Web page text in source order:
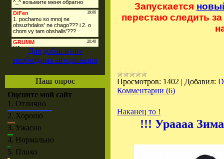
Для добавления
необходима авторизация
Наш опрос
Оцените мой сайт
1. Отлично
2. Хорошо
3. Ужасно
4. Нормально
5. Плохо
Запускается
перестаю следить
Просмотров: 1402 | Добавил:
Комментарии (6)
Наканец то !
!!! Ураааа